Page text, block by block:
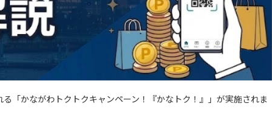
「かながわトクトクキャンペーン！『かなトク！』」が実施されま